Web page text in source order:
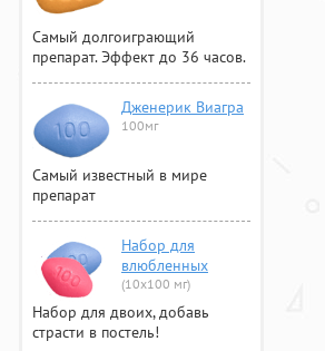
Самый долгоиграющий
препарат. Эффект до 36 часов.
Дженерик Виагра
100мг
Самый известный в мире
препарат
Набор для
влюбленных
(10х100 мг)
Набор для двоих, добавь
страсти в постель!